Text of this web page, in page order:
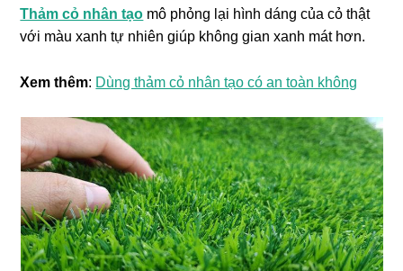
Thảm cỏ nhân tạo mô phỏng lại hình dáng của cỏ thật
với màu xanh tự nhiên giúp không gian xanh mát hơn.
Xem thêm: Dùng thảm cỏ nhân tạo có an toàn không